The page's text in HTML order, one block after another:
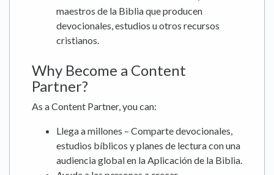
maestros de la Biblia que producen
devocionales, estudios u otros recursos
cristianos.
Why Become a Content
Partner?
As a Content Partner, you can:
Llega a millones – Comparte devocionales,
estudios bíblicos y planes de lectura con una
audiencia global en la Aplicación de la Biblia.